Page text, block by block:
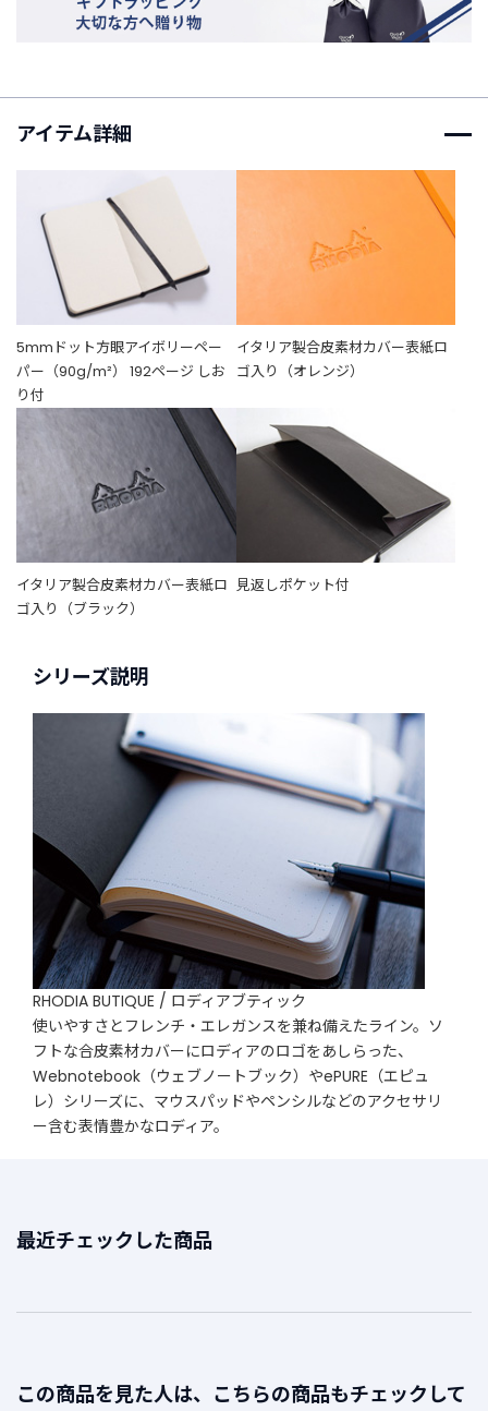
m
o
o
k
アイテム詳細
5mmドット方眼アイボリーペー
パー（90g/m²） 192ページ しお
り付
イタリア製合皮素材カバー表紙ロ
ゴ入り（オレンジ）
イタリア製合皮素材カバー表紙ロ
ゴ入り（ブラック）
見返しポケット付
シリーズ説明
RHODIA BUTIQUE / ロディアブティック
使いやすさとフレンチ・エレガンスを兼ね備えたライン。ソ
フトな合皮素材カバーにロディアのロゴをあしらった、
Webnotebook（ウェブノートブック）やePURE（エピュ
レ）シリーズに、マウスパッドやペンシルなどのアクセサリ
ー含む表情豊かなロディア。
最近チェックした商品
この商品を見た人は、こちらの商品もチェックして